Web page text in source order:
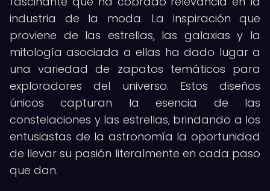
industria de la moda. La inspiración que
proviene de las estrellas, las galaxias y la
mitología asociada a ellas ha dado lugar a
una variedad de zapatos temáticos para
exploradores del universo. Estos diseños
únicos capturan la esencia de las
constelaciones y las estrellas, brindando a los
entusiastas de la astronomía la oportunidad
de llevar su pasión literalmente en cada paso
que dan.